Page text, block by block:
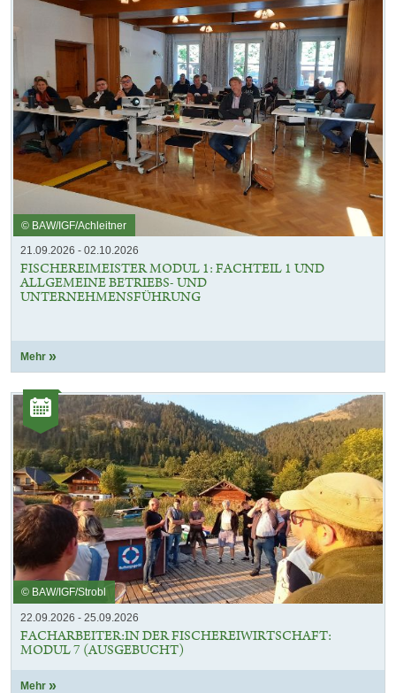
© BAW/IGF/Achleitner
21.09.2026 - 02.10.2026
FISCHEREIMEISTER MODUL 1: FACHTEIL 1 UND
ALLGEMEINE BETRIEBS- UND
UNTERNEHMENSFÜHRUNG
Mehr
Kategorie:
Veranstaltungen
© BAW/IGF/Strobl
22.09.2026 - 25.09.2026
FACHARBEITER:IN DER FISCHEREIWIRTSCHAFT:
MODUL 7 (AUSGEBUCHT)
Mehr